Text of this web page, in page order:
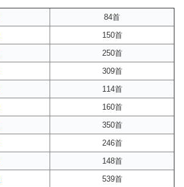
84首
150首
250首
309首
114首
160首
350首
246首
148首
539首